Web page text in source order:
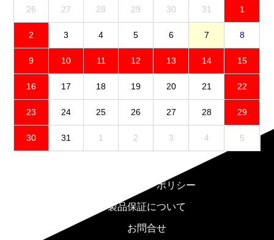
26 27 28 29 30 31 1
2 3 4 5 6 7 8
9 10 11 12 13 14 15
16 17 18 19 20 21 22
23 24 25 26 27 28 29
30 31 1 2 3 4 5
プライバシーポリシー
製品保証について
お問合せ